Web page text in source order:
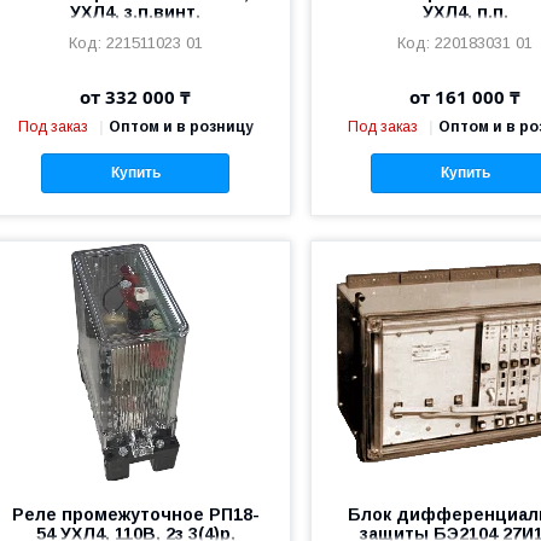
УХЛ4, з.п.винт.
221511023 01
от 332 000 ₸
Под заказ Оптом и в розницу
Купить
УХЛ4, п.п.
220183031 01
от 161 000 ₸
Под заказ Оптом и в
Купить
Реле промежуточное РП18-
54 УХЛ4, 110В, 2з 3(4)р,
Блок
защиты БЭ2104